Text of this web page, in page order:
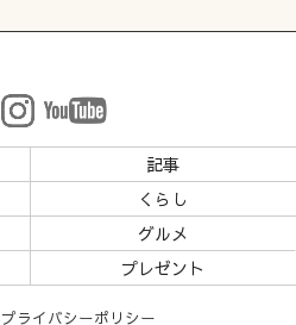
記事
くらし
グルメ
プレゼント
プライバシーポリシー